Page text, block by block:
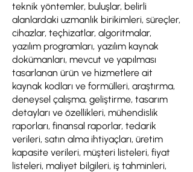
teknik yöntemler, buluşlar, belirli
alanlardaki uzmanlık birikimleri, süreçler,
cihazlar, teçhizatlar, algoritmalar,
yazılım programları, yazılım kaynak
dokümanları, mevcut ve yapılması
tasarlanan ürün ve hizmetlere ait
kaynak kodları ve formülleri, araştırma,
deneysel çalışma, geliştirme, tasarım
detayları ve özellikleri, mühendislik
raporları, finansal raporlar, tedarik
verileri, satın alma ihtiyaçları, üretim
kapasite verileri, müşteri listeleri, fiyat
listeleri, maliyet bilgileri, iş tahminleri,